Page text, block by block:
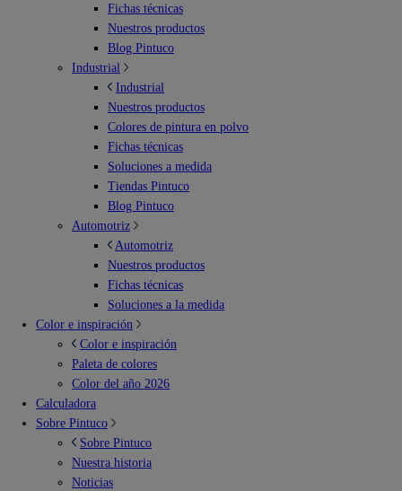
Fichas técnicas
Nuestros productos
Blog Pintuco
Industrial
Industrial
Nuestros productos
Colores de pintura en polvo
Fichas técnicas
Soluciones a medida
Tiendas Pintuco
Blog Pintuco
Automotriz
Automotriz
Nuestros productos
Fichas técnicas
Soluciones a la medida
Color e inspiración
Color e inspiración
Paleta de colores
Color del año 2026
Calculadora
Sobre Pintuco
Sobre Pintuco
Nuestra historia
Noticias